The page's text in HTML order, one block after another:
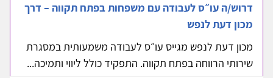
דרוש/ה עו״ס לעבודה עם משפחות בפתח תקווה – דרך
מכון דעת לנפש
מכון דעת לנפש מגייס עו״ס לעבודה משמעותית במסגרת
שירותי הרווחה בפתח תקווה. התפקיד כולל ליווי ותמיכה...